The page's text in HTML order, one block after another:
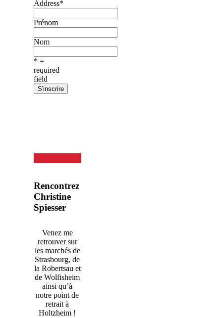
Address*
Prénom
Nom
* =
required
field
Rencontrez
Christine
Spiesser
Venez me
retrouver sur
les marchés de
Strasbourg, de
la Robertsau et
de Wolfisheim
ainsi qu’à
notre point de
retrait à
Holtzheim !